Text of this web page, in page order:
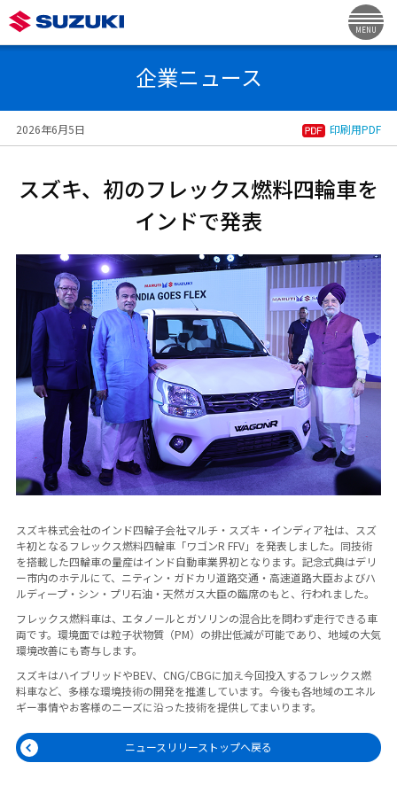
MENU
企業ニュース
2026年6月5日 印刷用PDF
スズキ、初のフレックス燃料四輪車を
インドで発表
スズキ株式会社のインド四輪子会社マルチ・スズキ・インディア社は、スズ
キ初となるフレックス燃料四輪車「ワゴンR FFV」を発表しました。同技術
を搭載した四輪車の量産はインド自動車業界初となります。記念式典はデリ
ー市内のホテルにて、ニティン・ガドカリ道路交通・高速道路大臣およびハ
ルディープ・シン・プリ石油・天然ガス大臣の臨席のもと、行われました。
フレックス燃料車は、エタノールとガソリンの混合比を問わず走行できる車
両です。環境面では粒子状物質（PM）の排出低減が可能であり、地域の大気
環境改善にも寄与します。
スズキはハイブリッドやBEV、CNG/CBGに加え今回投入するフレックス燃
料車など、多様な環境技術の開発を推進しています。今後も各地域のエネル
ギー事情やお客様のニーズに沿った技術を提供してまいります。
ニュースリリーストップへ戻る